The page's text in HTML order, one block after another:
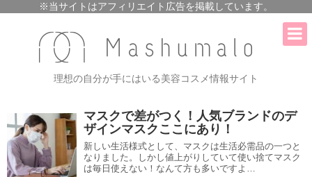
理想の自分が手にはいる美容コスメ情報サイト
マスクで差がつく！人気ブランドのデ
ザインマスクここにあり！
新しい生活様式として、マスクは生活必需品の一つと
なりました。しかし値上がりしていて使い捨てマスク
は毎日使えない！なんて方も多いですよ…